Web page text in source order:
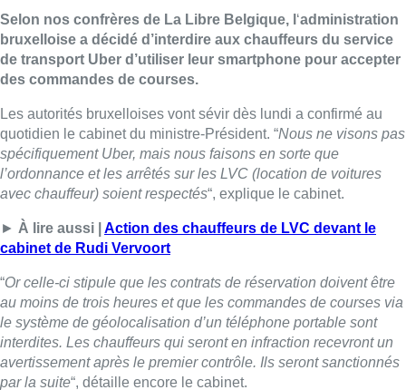
Selon nos confrères de La Libre Belgique, l ‘administration
bruxelloise a décidé d’interdire aux chauffeurs du service
de transport Uber d’utiliser leur smartphone pour accepter
des commandes de courses.
Les autorités bruxelloises vont sévir dès lundi a confirmé au
quotidien le cabinet du ministre-Président. “Nous ne visons pas
spécifiquement Uber, mais nous faisons en sorte que
l’ordonnance et les arrêtés sur les LVC (location de voitures
avec chauffeur) soient respectés“, explique le cabinet.
► À lire aussi | Action des chauffeurs de LVC devant le
cabinet de Rudi Vervoort
“Or celle-ci stipule que les contrats de réservation doivent être
au moins de trois heures et que les commandes de courses via
le système de géolocalisation d’un téléphone portable sont
interdites. Les chauffeurs qui seront en infraction recevront un
avertissement après le premier contrôle. Ils seront sanctionnés
par la suite“, détaille encore le cabinet.